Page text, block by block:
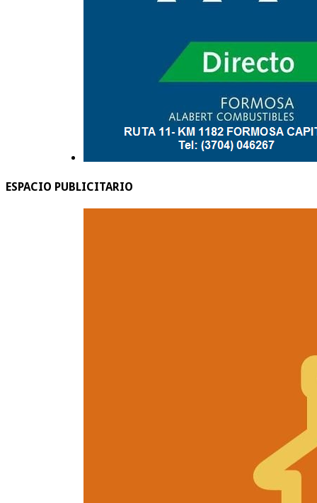
ESPACIO PUBLICITARIO